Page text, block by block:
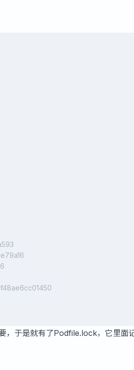
，于是就有了Podfile.lock，它里面